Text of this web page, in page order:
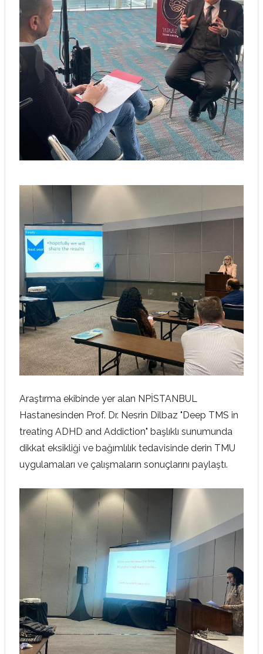
Araştırma ekibinde yer alan NPİSTANBUL
Hastanesinden Prof. Dr. Nesrin Dilbaz "Deep TMS in
treating ADHD and Addiction" başlıklı sunumunda
dikkat eksikliği ve bağımlılık tedavisinde derin TMU
uygulamaları ve çalışmaların sonuçlarını paylaştı.